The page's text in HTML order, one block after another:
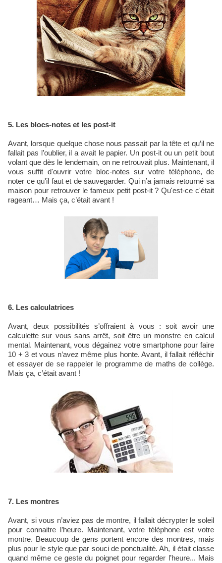
5. Les blocs-notes et les post-it
Avant, lorsque quelque chose nous passait par la tête et qu’il ne
fallait pas l’oublier, il a avait le papier. Un post-it ou un petit bout
volant que dès le lendemain, on ne retrouvait plus. Maintenant, il
vous suffit d'ouvrir votre bloc-notes sur votre téléphone, de
noter ce qu'il faut et de sauvegarder. Qui n’a jamais retourné sa
maison pour retrouver le fameux petit post-it ? Qu'est-ce c'était
rageant… Mais ça, c’était avant !
6. Les calculatrices
Avant, deux possibilités s’offraient à vous : soit avoir une
calculette sur vous sans arrêt, soit être un monstre en calcul
mental. Maintenant, vous dégainez votre smartphone pour faire
10 + 3 et vous n’avez même plus honte. Avant, il fallait réfléchir
et essayer de se rappeler le programme de maths de collège.
Mais ça, c’était avant !
7. Les montres
Avant, si vous n’aviez pas de montre, il fallait décrypter le soleil
pour connaitre l’heure. Maintenant, votre téléphone est votre
montre. Beaucoup de gens portent encore des montres, mais
plus pour le style que par souci de ponctualité. Ah, il était classe
quand même ce geste du poignet pour regarder l’heure... Mais